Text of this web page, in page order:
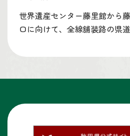
世界遺産センター藤里館から
口に向けて、全線舗装路の県